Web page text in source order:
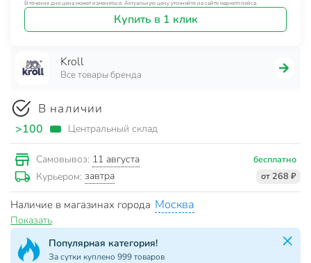
В течение дня цена может изменяться. Актуальную цену уточняйте на сайте маркетплейса.
Купить в 1 клик
Kroll
Все товары бренда
В наличии
>100 Центральный склад
Самовывоз: 11 августа бесплатно
Курьером: завтра от 268 ₽
Наличие в магазинах города Москва
Показать
Популярная категория!
За сутки куплено 999 товаров